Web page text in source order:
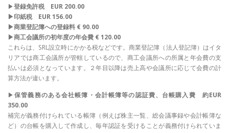
▶登録免許税 EUR 200.00
▶印紙税 EUR 156.00
▶商業登記簿への登録料 € 90.00
▶商工会議所の初年度の年会費 € 120.00
これらは、SRL設立時にかかる税などです。商業登記簿（法人登記簿）はイタ
リアでは商工会議所が管轄しているので、商工会議所への所属と年会費の支
払いは必須となっています。２年目以降は売上高や会議所に応じて会費の計
算方法が違います。
▶保管義務のある会社帳簿・会計帳簿等の認証費、台帳購入費 約EUR
350.00
補完が義務付けられている帳簿（例えば株主一覧、総会議事録や会計帳簿な
ど）の台帳を購入して作成し、毎年認証を受けることが義務付けられていま